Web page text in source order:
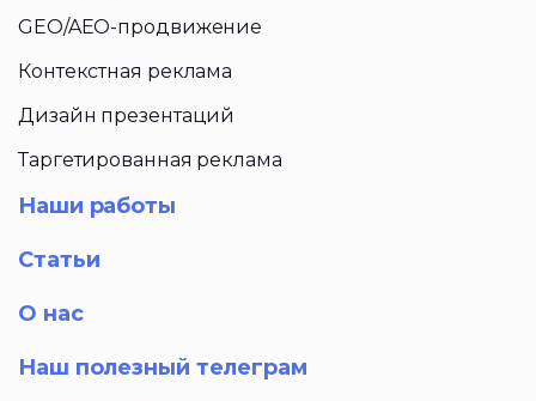
GEO/AEO-продвижение
Контекстная реклама
Дизайн презентаций
Таргетированная реклама
Наши работы
Статьи
О нас
Наш полезный телеграм